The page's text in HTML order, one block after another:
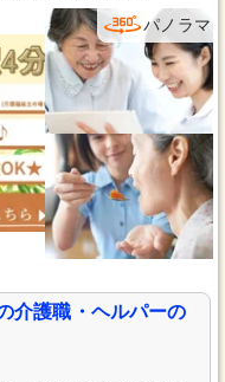
パノラマ
介護職・ヘルパーの